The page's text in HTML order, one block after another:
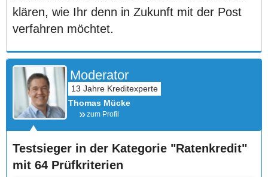
klären, wie Ihr denn in Zukunft mit der Post
verfahren möchtet.
Moderator
Thomas Mücke
zum Profil
Testsieger in der Kategorie "Ratenkredit"
mit 64 Prüfkriterien